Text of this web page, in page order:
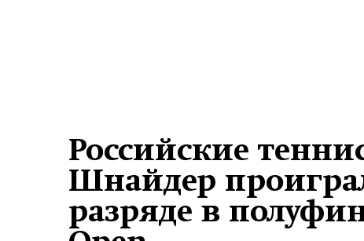
Российские
Шнайдер
разряде в